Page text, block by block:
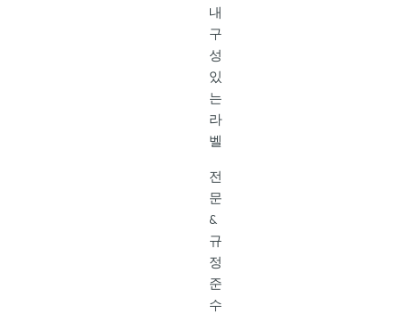
내
구
성
있
는
라
벨
전
문
&
규
정
준
수